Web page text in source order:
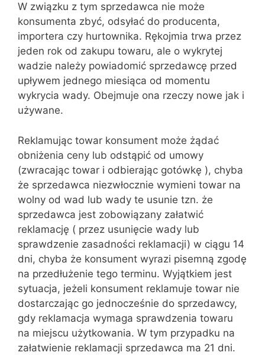
W związku z tym sprzedawca nie może
konsumenta zbyć, odsyłać do producenta,
importera czy hurtownika. Rękojmia trwa przez
jeden rok od zakupu towaru, ale o wykrytej
wadzie należy powiadomić sprzedawcę przed
upływem jednego miesiąca od momentu
wykrycia wady. Obejmuje ona rzeczy nowe jak i
używane.
Reklamując towar konsument może żądać
obniżenia ceny lub odstąpić od umowy
(zwracając towar i odbierając gotówkę ), chyba
że sprzedawca niezwłocznie wymieni towar na
wolny od wad lub wady te usunie tzn. że
sprzedawca jest zobowiązany załatwić
reklamację ( przez usunięcie wady lub
sprawdzenie zasadności reklamacji) w ciągu 14
dni, chyba że konsument wyrazi pisemną zgodę
na przedłużenie tego terminu. Wyjątkiem jest
sytuacja, jeżeli konsument reklamuje towar nie
dostarczając go jednocześnie do sprzedawcy,
gdy reklamacja wymaga sprawdzenia towaru
na miejscu użytkowania. W tym przypadku na
załatwienie reklamacji sprzedawca ma 21 dni.